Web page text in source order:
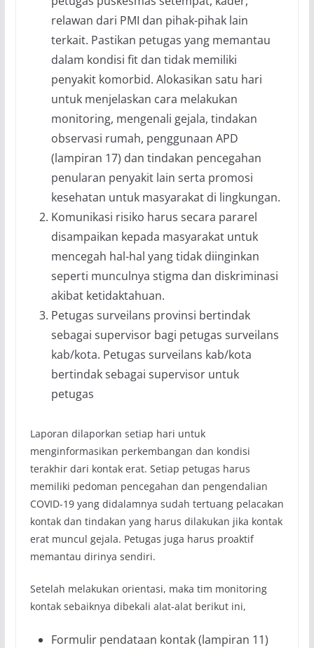
relawan dari PMI dan pihak-pihak lain
terkait. Pastikan petugas yang memantau
dalam kondisi fit dan tidak memiliki
penyakit komorbid. Alokasikan satu hari
untuk menjelaskan cara melakukan
monitoring, mengenali gejala, tindakan
observasi rumah, penggunaan APD
(lampiran 17) dan tindakan pencegahan
penularan penyakit lain serta promosi
kesehatan untuk masyarakat di lingkungan.
Komunikasi risiko harus secara pararel
disampaikan kepada masyarakat untuk
mencegah hal-hal yang tidak diinginkan
seperti munculnya stigma dan diskriminasi
akibat ketidaktahuan.
Petugas surveilans provinsi bertindak
sebagai supervisor bagi petugas surveilans
kab/kota. Petugas surveilans kab/kota
bertindak sebagai supervisor untuk
petugas
Laporan dilaporkan setiap hari untuk
menginformasikan perkembangan dan kondisi
terakhir dari kontak erat. Setiap petugas harus
memiliki pedoman pencegahan dan pengendalian
COVID-19 yang didalamnya sudah tertuang pelacakan
kontak dan tindakan yang harus dilakukan jika kontak
erat muncul gejala. Petugas juga harus proaktif
memantau dirinya sendiri.
Setelah melakukan orientasi, maka tim monitoring
kontak sebaiknya dibekali alat-alat berikut ini,
Formulir pendataan kontak (lampiran 11)